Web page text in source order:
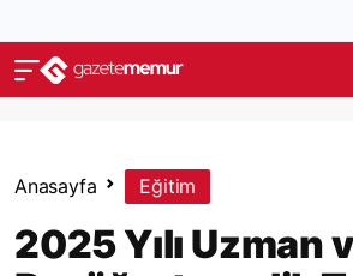
Anasayfa Eğitim
2025 Yılı Uzman